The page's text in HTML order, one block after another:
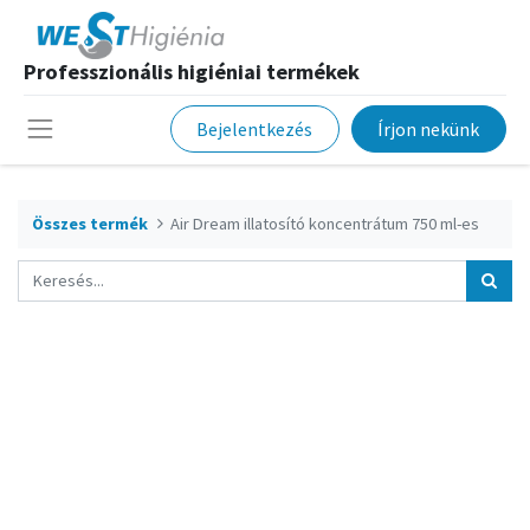
Professzionális higiéniai termékek
Bejelentkezés Írjon nekünk
Összes termék Air Dream illatosító koncentrátum 750 ml-es